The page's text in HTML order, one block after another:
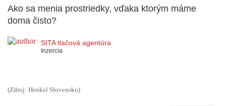
Ako sa menia prostriedky, vďaka ktorým máme
doma čisto?
SITA tlačová agentúra
Inzercia
(Zdroj: Henkel Slovensko)